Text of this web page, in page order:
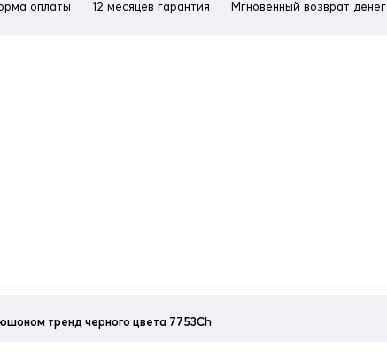
оплаты 12 месяцев гарантия Мгновенный возврат денег
тренд черного цвета 7753Ch